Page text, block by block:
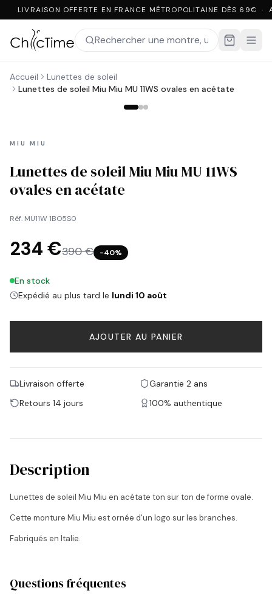
LIVRAISON OFFERTE EN FRANCE MÉTROPOLITAINE DÈS 69€
Accueil
Lunettes de soleil
Lunettes de soleil Miu Miu MU 11WS ovales en acétate
MIU MIU
Lunettes de soleil Miu Miu MU 11WS
ovales en acétate
Réf. MU11W 1BO5S0
234 €390 € −40%
En stock
Expédié au plus tard le lundi 10 août
AJOUTER AU PANIER
Livraison offerte
Garantie 2 ans
Retours 14 jours
100% authentique
Description
Lunettes de soleil Miu Miu en acétate ton sur ton de forme ovale.
Cette monture Miu Miu est ornée d'un logo sur les branches.
Fabriqués en Italie.
Questions fréquentes